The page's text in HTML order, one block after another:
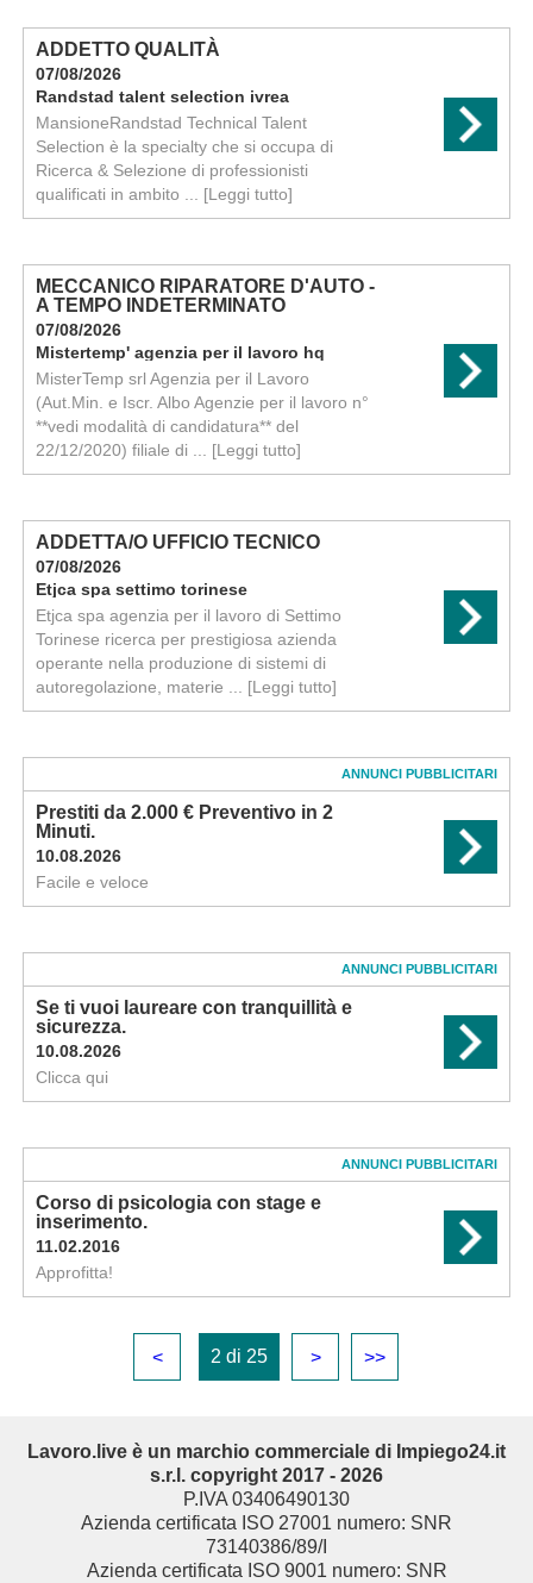
ADDETTO QUALITÀ
07/08/2026
Randstad talent selection ivrea
MansioneRandstad Technical Talent
Selection è la specialty che si occupa di
Ricerca & Selezione di professionisti
qualificati in ambito ... [Leggi tutto]
MECCANICO RIPARATORE D'AUTO -
A TEMPO INDETERMINATO
07/08/2026
Mistertemp' agenzia per il lavoro hq
MisterTemp srl Agenzia per il Lavoro
(Aut.Min. e Iscr. Albo Agenzie per il lavoro n°
**vedi modalità di candidatura** del
22/12/2020) filiale di ... [Leggi tutto]
ADDETTA/O UFFICIO TECNICO
07/08/2026
Etjca spa settimo torinese
Etjca spa agenzia per il lavoro di Settimo
Torinese ricerca per prestigiosa azienda
operante nella produzione di sistemi di
autoregolazione, materie ... [Leggi tutto]
ANNUNCI PUBBLICITARI
Prestiti da 2.000 € Preventivo in 2
Minuti.
10.08.2026
Facile e veloce
ANNUNCI PUBBLICITARI
Se ti vuoi laureare con tranquillità e
sicurezza.
10.08.2026
Clicca qui
ANNUNCI PUBBLICITARI
Corso di psicologia con stage e
inserimento.
11.02.2016
Approfitta!
< 2 di 25 > >>
Lavoro.live è un marchio commerciale di Impiego24.it
s.r.l. copyright 2017 - 2026
P.IVA 03406490130
Azienda certificata ISO 27001 numero: SNR
73140386/89/I
Azienda certificata ISO 9001 numero: SNR